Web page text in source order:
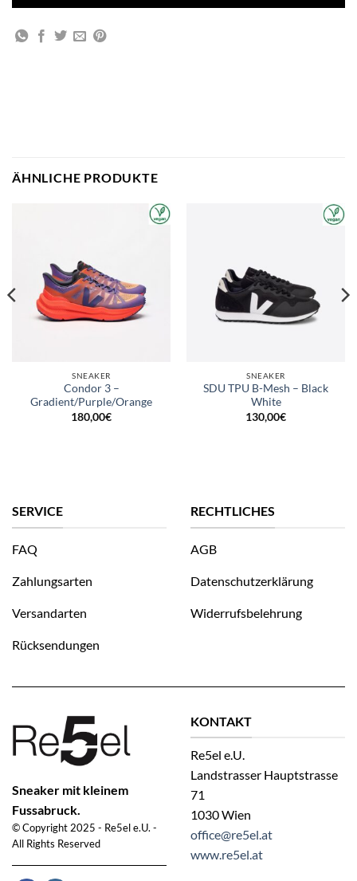
ÄHNLICHE PRODUKTE
SNEAKER
Condor 3 –
Gradient/Purple/Orange
180,00€
SNEAKER
SDU TPU B-Mesh – Black
White
130,00€
Sneaker mit kleinem
Fussabruck.
© Copyright 2025 - Re5el e.U. -
All Rights Reserved
SERVICE
FAQ
Zahlungsarten
Versandarten
Rücksendungen
RECHTLICHES
AGB
Datenschutzerklärung
Widerrufsbelehrung
KONTAKT
Re5el e.U.
Landstrasser Hauptstrasse
71
1030 Wien
office@re5el.at
www.re5el.at